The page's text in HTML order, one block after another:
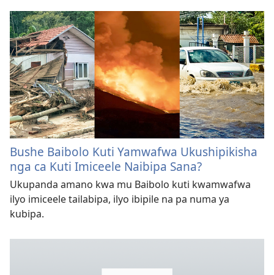
Bushe Baibolo Kuti Yamwafwa Ukushipikisha
nga ca Kuti Imiceele Naibipa Sana?
Ukupanda amano kwa mu Baibolo kuti kwamwafwa
ilyo imiceele tailabipa, ilyo ibipile na pa numa ya
kubipa.